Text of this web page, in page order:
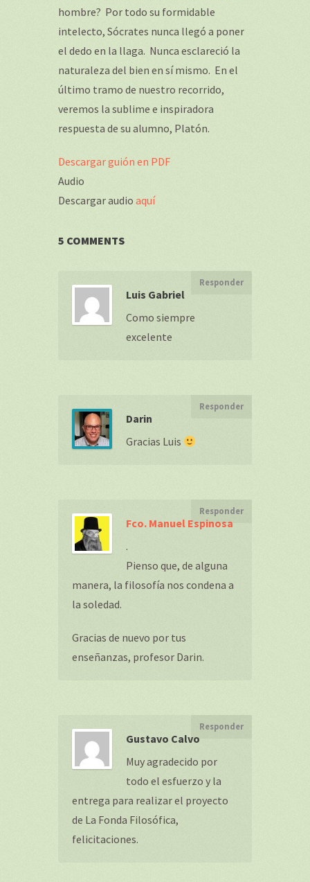
hombre? Por todo su formidable
intelecto, Sócrates nunca llegó a poner
el dedo en la llaga. Nunca esclareció la
naturaleza del bien en sí mismo. En el
último tramo de nuestro recorrido,
veremos la sublime e inspiradora
respuesta de su alumno, Platón.
Descargar guión en PDF
Audio
Descargar audio aquí
5 COMMENTS
Luis Gabriel
Responder
Como siempre
excelente
Darin
Responder
Gracias Luis
Fco. Manuel Espinosa
Responder
.
Pienso que, de alguna
manera, la filosofía nos condena a
la soledad.
Gracias de nuevo por tus
enseñanzas, profesor Darin.
Gustavo Calvo
Responder
Muy agradecido por
todo el esfuerzo y la
entrega para realizar el proyecto
de La Fonda Filosófica,
felicitaciones.